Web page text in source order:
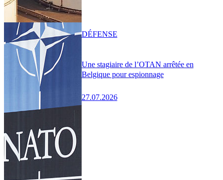
Une stagiaire de l’OTAN arrêtée en
Belgique pour espionnage
27.07.2026
DÉFENSE